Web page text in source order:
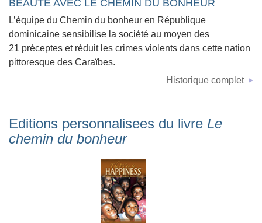
BEAUTÉ AVEC LE CHEMIN DU BONHEUR
L’équipe du Chemin du bonheur en République
dominicaine sensibilise la société au moyen des
21 préceptes et réduit les crimes violents dans cette nation
pittoresque des Caraïbes.
Historique complet
Editions personnalisees du livre Le
chemin du bonheur